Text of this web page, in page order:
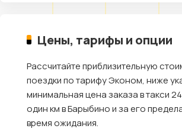
Цены, тарифы и опции
Рассчитайте приблизительную
поездки по тарифу Эконом, ниже
минимальная цена заказа в такси
один км в Барыбино и за его
время ожидания.